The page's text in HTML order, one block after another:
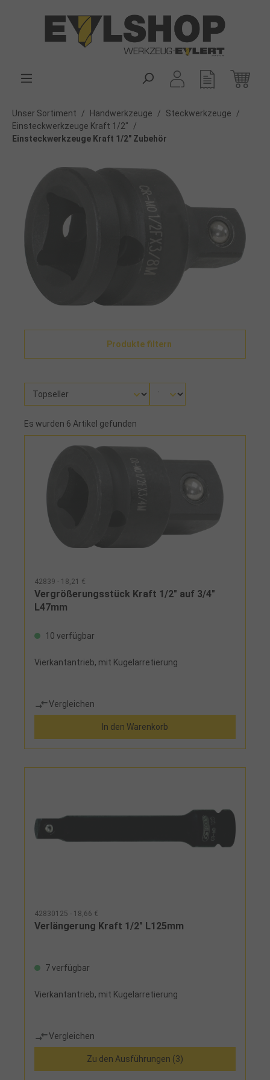
Unser Sortiment / Handwerkzeuge / Steckwerkzeuge
/
Einsteckwerkzeuge Kraft 1/2"
/
Einsteckwerkzeuge Kraft 1/2" Zubehör
Produkte filtern
Es wurden 6 Artikel gefunden
42839 - 18,21 €
Vergrößerungsstück Kraft 1/2" auf 3/4"
L47mm
10 verfügbar
Vierkantantrieb, mit Kugelarretierung
Vergleichen
In den Warenkorb
42830125 - 18,66 €
Verlängerung Kraft 1/2" L125mm
7 verfügbar
Vierkantantrieb, mit Kugelarretierung
Vergleichen
Zu den Ausführungen (3)